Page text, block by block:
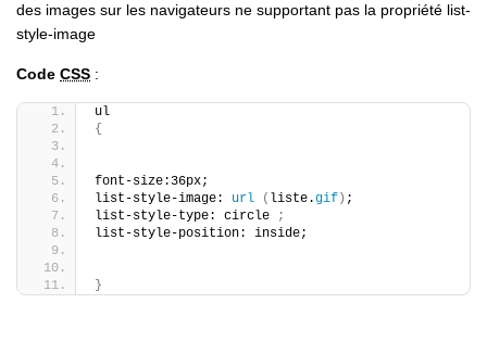
des images sur les navigateurs ne supportant pas la propriété list-
style-image
Code CSS :
ul
{
font-size:36px;
list-style-image: url ( liste.gif ) ;
list-style-type: circle
;
list-style-position: inside;
}